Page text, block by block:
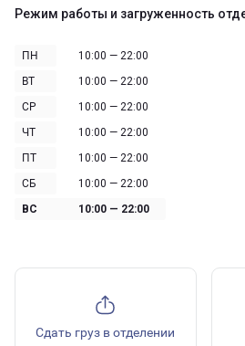
Режим работы и загруженность
ПН
10:00 — 22:00
ВТ
10:00 — 22:00
СР
10:00 — 22:00
ЧТ
10:00 — 22:00
ПТ
10:00 — 22:00
СБ
10:00 — 22:00
ВС
10:00 — 22:00
Сдать груз в отделении